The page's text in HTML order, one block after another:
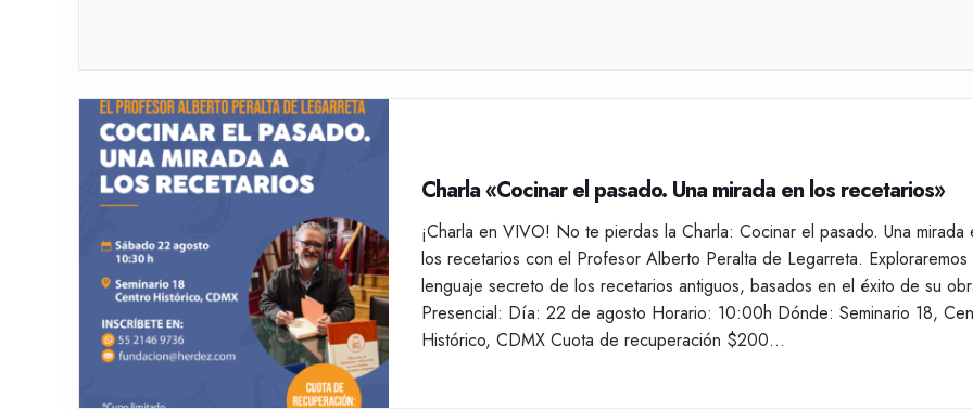
Charla «Cocinar el pasado. Una mirada en los recetarios»
¡Charla en VIVO! No te pierdas la Charla: Cocinar el pasado. Una mirada
los recetarios con el Profesor Alberto Peralta de Legarreta. Exploraremos
lenguaje secreto de los recetarios antiguos, basados en el éxito de su
Presencial: Día: 22 de agosto Horario: 10:00h Dónde: Seminario 18,
Histórico, CDMX Cuota de recuperación $200…